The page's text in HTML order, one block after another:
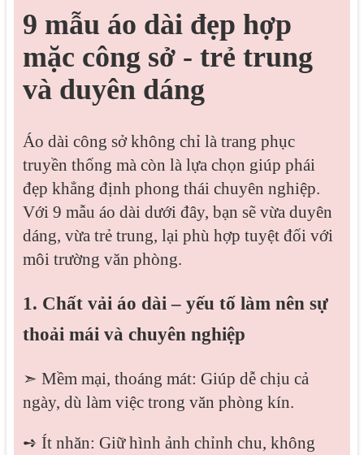
9 mẫu áo dài đẹp hợp
mặc công sở - trẻ trung
và duyên dáng
Áo dài công sở không chỉ là trang phục
truyền thống mà còn là lựa chọn giúp phái
đẹp khẳng định phong thái chuyên nghiệp.
Với 9 mẫu áo dài dưới đây, bạn sẽ vừa duyên
dáng, vừa trẻ trung, lại phù hợp tuyệt đối với
môi trường văn phòng.
1. Chất vải áo dài – yếu tố làm nên sự
thoải mái và chuyên nghiệp
➣ Mềm mại, thoáng mát: Giúp dễ chịu cả
ngày, dù làm việc trong văn phòng kín.
➺ Ít nhăn: Giữ hình ảnh chỉnh chu, không